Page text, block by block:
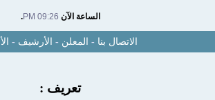
الساعة الآن09:26 PM
.
الاتصال بنا-المعلن-الأرشيف -
تعريف :